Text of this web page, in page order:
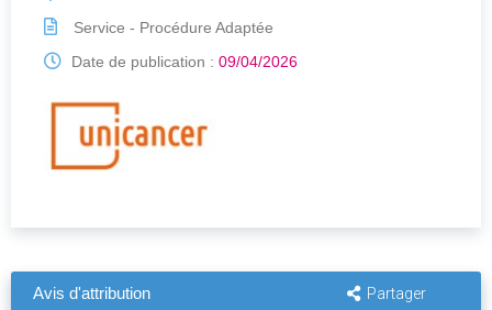
Service - Procédure Adaptée
Date de publication : 09/04/2026
Avis d'attribution Partager